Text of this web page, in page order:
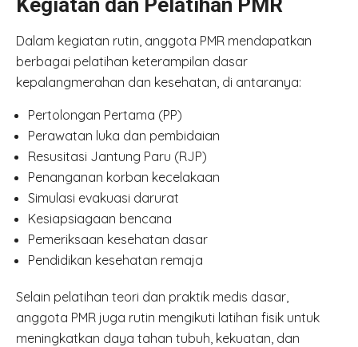
Dalam kegiatan rutin, anggota PMR mendapatkan
berbagai pelatihan keterampilan dasar
kepalangmerahan dan kesehatan, di antaranya:
Pertolongan Pertama (PP)
Perawatan luka dan pembidaian
Resusitasi Jantung Paru (RJP)
Penanganan korban kecelakaan
Simulasi evakuasi darurat
Kesiapsiagaan bencana
Pemeriksaan kesehatan dasar
Pendidikan kesehatan remaja
Selain pelatihan teori dan praktik medis dasar,
anggota PMR juga rutin mengikuti latihan fisik untuk
meningkatkan daya tahan tubuh, kekuatan, dan